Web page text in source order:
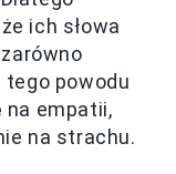
ich słowa
tego powodu
na empatii,
na strachu.